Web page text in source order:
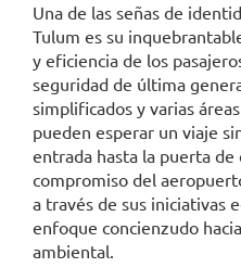
Una de las señas de
Tulum es su
y eficiencia de los
seguridad de última
simplificados y varias
pueden esperar un viaje
entrada hasta la puerta
compromiso del
a través de sus iniciativas
enfoque concienzudo
ambiental.